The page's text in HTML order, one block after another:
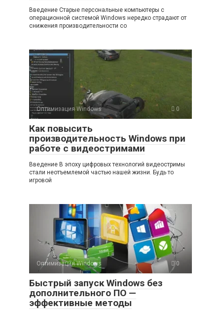
Введение Старые персональные компьютеры с
операционной системой Windows нередко страдают от
снижения производительности со
Оптимизация Windows 0
Как повысить
производительность Windows при
работе с видеостримами
Введение В эпоху цифровых технологий видеостримы
стали неотъемлемой частью нашей жизни. Будь то
игровой
Оптимизация Windows 0
Быстрый запуск Windows без
дополнительного ПО —
эффективные методы